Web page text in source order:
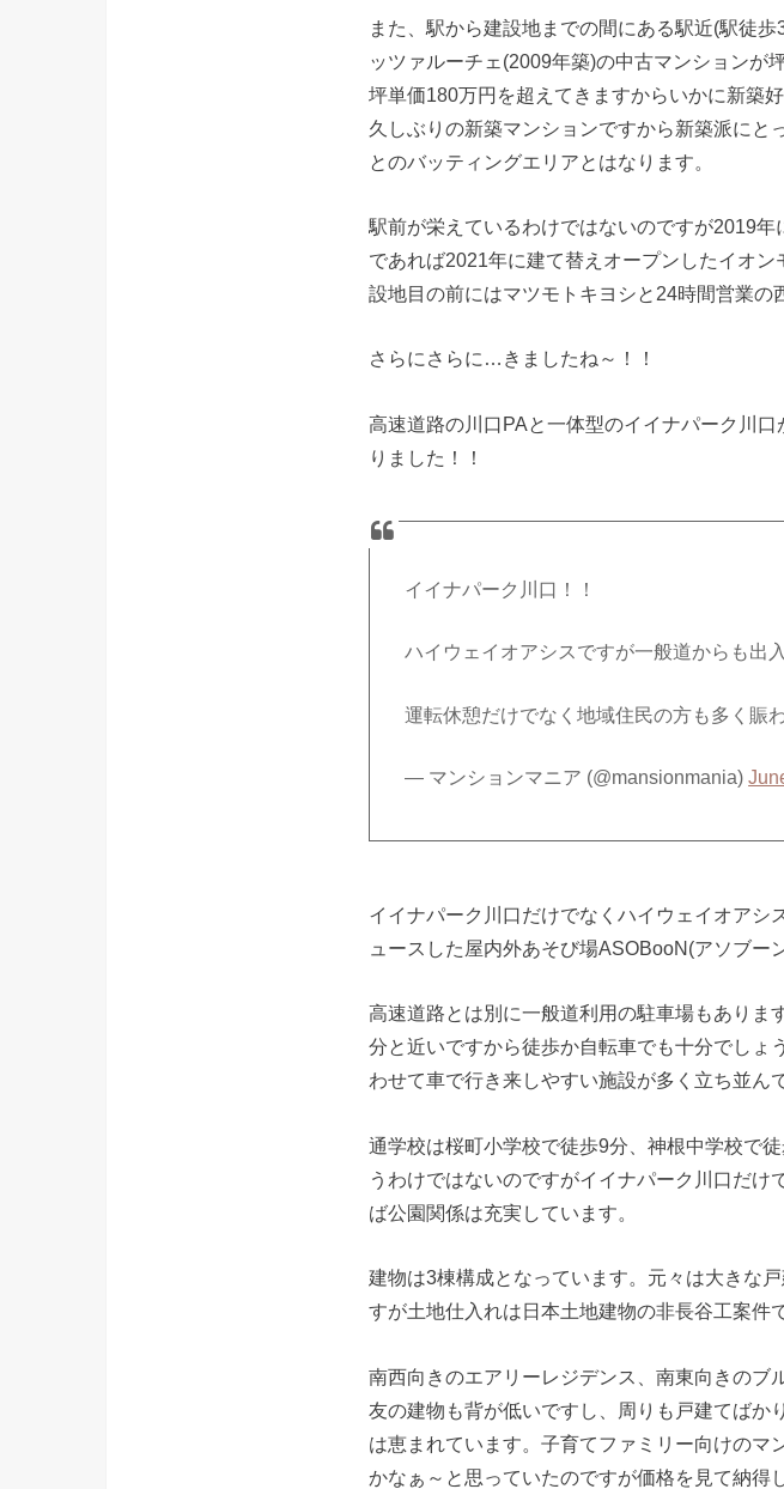
また、駅から建設地までの間にある駅近(駅徒
ッツァルーチェ(2009年築)の中古マンションが
坪単価180万円を超えてきますからいかに新築
久しぶりの新築マンションですから新築派にと
とのバッティングエリアとはなります。
駅前が栄えているわけではないのですが2019
であれば2021年に建て替えオープンしたイオ
設地目の前にはマツモトキヨシと24時間営業の
さらにさらに…きましたね～！！
高速道路の川口PAと一体型のイイナパーク川
りました！！
イイナパーク川口！！
ハイウェイオアシスですが一般道からも出
運転休憩だけでなく地域住民の方も多く賑
— マンションマニア (@mansionmania)
イイナパーク川口だけでなくハイウェイオア
ュースした屋内外あそび場ASOBooN(アソブー
高速道路とは別に一般道利用の駐車場もあり
分と近いですから徒歩か自転車でも十分でしょ
わせて車で行き来しやすい施設が多く立ち並ん
通学校は桜町小学校で徒歩9分、神根中学校で
うわけではないのですがイイナパーク川口だ
ば公園関係は充実しています。
建物は3棟構成となっています。元々は大きな
すが土地仕入れは日本土地建物の非長谷工案件
南西向きのエアリーレジデンス、南東向きのブ
友の建物も背が低いですし、周りも戸建てばか
は恵まれています。子育てファミリー向けの
かなぁ～と思っていたのですが価格を見て納得